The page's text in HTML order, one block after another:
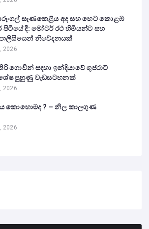
සැණකෙළිය අද සහ හෙට කොළඹ
පිටියේ දී: මෝටර් රථ හිමියන්ට සහ
නිවේදනයක්
2026
ගොවීන් සඳහා ඉන්දියාවේ ගුජරාට්
පුහුණු වැඩසටහනක්
2026
කොහොමද ? – නිල කාලගුණ
2026